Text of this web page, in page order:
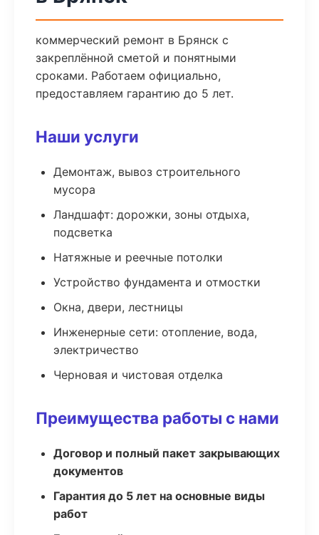
коммерческий ремонт в Брянск с
закреплённой сметой и понятными
сроками. Работаем официально,
предоставляем гарантию до 5 лет.
Наши услуги
Демонтаж, вывоз строительного
мусора
Ландшафт: дорожки, зоны отдыха,
подсветка
Натяжные и реечные потолки
Устройство фундамента и отмостки
Окна, двери, лестницы
Инженерные сети: отопление, вода,
электричество
Черновая и чистовая отделка
Преимущества работы с нами
Договор и полный пакет закрывающих
документов
Гарантия до 5 лет на основные виды
работ